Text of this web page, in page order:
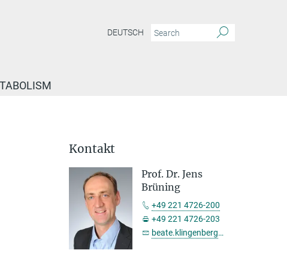
DEUTSCH
Kontakt
Prof. Dr. Jens
Brüning
+49 221 4726-200
+49 221 4726-203
beate.klingenberg@nf.mpg.de